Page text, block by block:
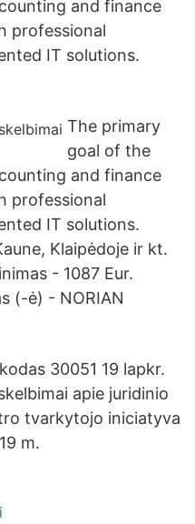
and finance
professional
IT solutions.
The primary
goal of the
and finance
professional
IT solutions.
Klaipėdoje ir kt.
- 1087 Eur.
(-ė) - NORIAN
30051 19 lapkr.
apie juridinio
tvarkytojo iniciatyva
m.